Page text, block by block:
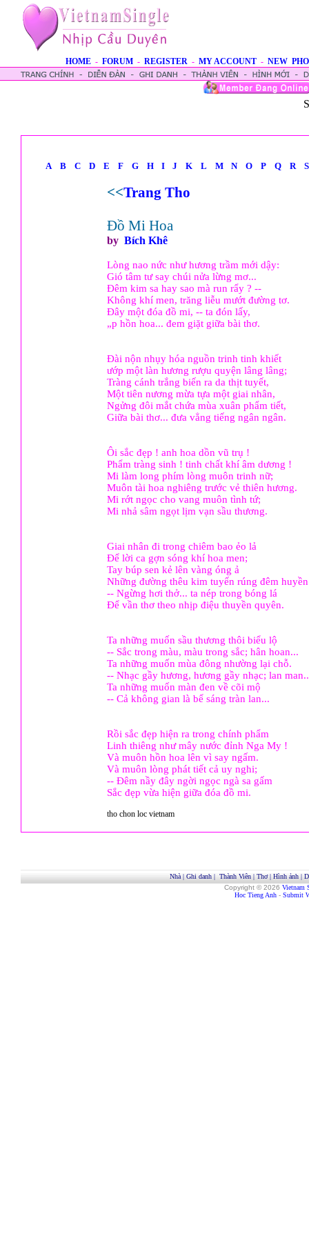
HOME - FORUM - REGISTER - MY ACCOUNT - NEW
A B C D E F G H I J K L M N O P Q R S
<<Trang Tho
Đồ Mi Hoa
by Bích Khê
Lòng nao nức như hương trầm mới dậy:
Gió tâm tư say chúi nửa lừng mơ...
Đêm kim sa hay sao mà run rẩy ? --
Không khí men, trăng liễu mướt đường tơ.
Đây một đóa đồ mi, -- ta đón lấy,
„p hồn hoa... đem giặt giữa bài thơ.
Đài nộn nhụy hóa nguồn trinh tinh khiết
ướp một làn hương rượu quyện lâng lâng;
Tràng cánh trắng biến ra da thịt tuyết,
Một tiên nương mừa tựa một giai nhân,
Ngửng đôi mắt chứa mùa xuân phẩm tiết,
Giữa bài thơ... đưa vẳng tiếng ngân ngân.
Ôi sắc đẹp ! anh hoa dồn vũ trụ !
Phẩm tràng sinh ! tinh chất khí âm dương !
Mi làm long phím lòng muôn trinh nữ;
Muôn tài hoa nghiêng trước vẻ thiên hương.
Mi rớt ngọc cho vang muôn tình tứ;
Mi nhả sâm ngọt lịm vạn sầu thương.
Giai nhân đi trong chiêm bao ẻo lả
Để lời ca gợn sóng khí hoa men;
Tay búp sen kẻ lên vàng óng ả
Những đường thêu kim tuyến rúng đêm
-- Ngừng hơi thở... ta nép trong bóng lá
Để vần thơ theo nhịp điệu thuyền quyên.
Ta những muốn sầu thương thôi biểu lộ
-- Sắc trong màu, màu trong sắc; hân hoan...
Ta những muốn mùa đông nhường lại chỗ.
-- Nhạc gầy hương, hương gầy nhạc; lan
Ta những muốn màn đen về cõi mộ
-- Cả không gian là bể sáng tràn lan...
Rồi sắc đẹp hiện ra trong chính phẩm
Linh thiêng như mây nước đỉnh Nga My !
Và muôn hồn hoa lên vì say ngấm.
Và muôn lòng phát tiết cả uy nghi;
-- Đêm nầy đây ngời ngọc ngà sa gấm
Sắc đẹp vừa hiện giữa đóa đồ mi.
tho chon loc vietnam
Nhà| Ghi danh| Thành Viên| Thơ| Hình ảnh|
Copyright © 2026 Vietnam
Hoc Tieng Anh - Submit